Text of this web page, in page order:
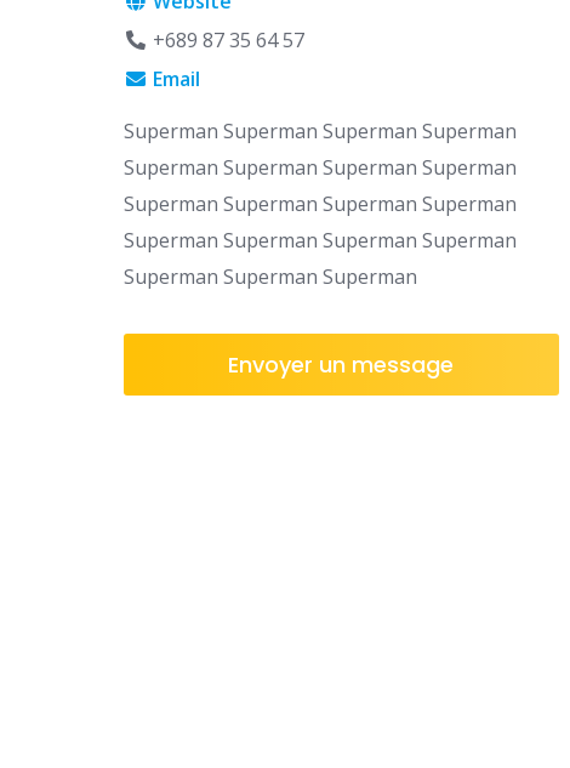
+689 87 35 64 57
Email
Superman Superman Superman Superman
Superman Superman Superman Superman
Superman Superman Superman Superman
Superman Superman Superman Superman
Superman Superman Superman
Envoyer un message